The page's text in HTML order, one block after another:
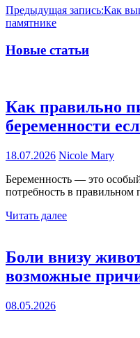
Предыдущая запись:Как
памятнике
Новые статьи
Как правильно
беременности
18.07.2026 Nicole Mary
Беременность — это
потребность в
Читать далее
Боли внизу
возможные
08.05.2026